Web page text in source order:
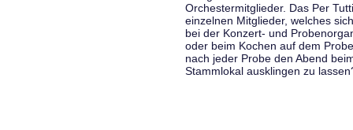
Orchestermitglieder. Das Per
einzelnen Mitglieder, welches
bei der Konzert- und
oder beim Kochen auf dem
nach jeder Probe den Abend
Stammlokal ausklingen zu